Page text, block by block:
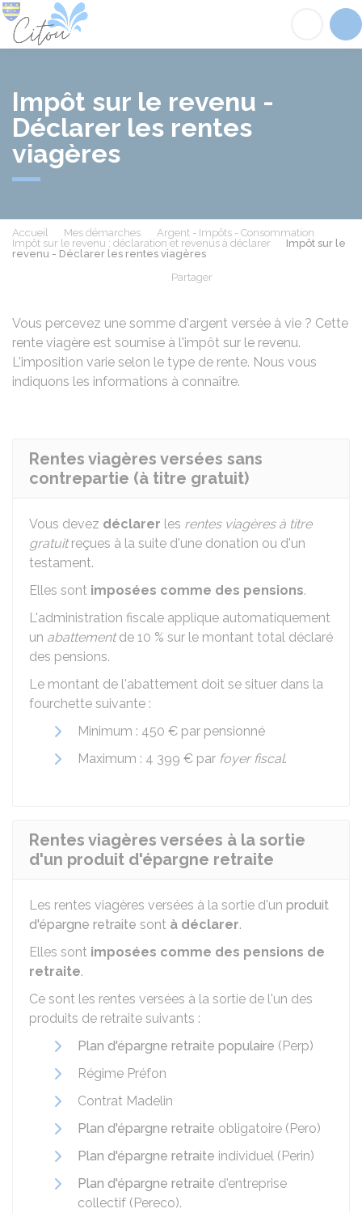
Impôt sur le revenu -
Déclarer les rentes
viagères
Accueil Mes démarches
Argent - Impôts - Consommation
Impôt sur le revenu : déclaration et revenus à déclarer
Impôt sur le
revenu - Déclarer les rentes viagères
Partager
Vous percevez une somme d'argent versée à vie ? Cette
rente viagère est soumise à l'impôt sur le revenu.
L'imposition varie selon le type de rente. Nous vous
indiquons les informations à connaître.
Rentes viagères versées sans
contrepartie (à titre gratuit)
Vous devez déclarer les rentes viagères à titre
gratuitreçues à la suite d'une donation ou d'un
testament.
Elles sont imposées comme des pensions.
L'administration fiscale applique automatiquement
un abattementde 10 % sur le montant total déclaré
des pensions.
Le montant de l'abattement doit se situer dans la
fourchette suivante :
Minimum : 450 € par pensionné
Maximum : 4 399 € par foyer fiscal.
Rentes viagères versées à la sortie
d'un produit d'épargne retraite
Les rentes viagères versées à la sortie d'un produit
d'épargne retraite sont à déclarer.
Elles sont imposées comme des pensions de
retraite.
Ce sont les rentes versées à la sortie de l'un des
produits de retraite suivants :
Plan d'épargne retraite populaire (Perp)
Régime Préfon
Contrat Madelin
Plan d'épargne retraite obligatoire (Pero)
Plan d'épargne retraite individuel (Perin)
Plan d'épargne retraite d'entreprise
collectif (Pereco).